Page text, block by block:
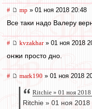
# mp » 01 ноя 2018 20:48
Все таки надо Валеру
# kvzakhar» 01 ноя 2018
онжи просто дно.
# mark190 » 01 ноя 2018
Ritchie » 01 ноя
Ritchie » 01 ноя 2018